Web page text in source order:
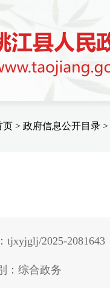
页 > 政府信息公开目录 >
tjxyjglj/2025-2081643
：综合政务